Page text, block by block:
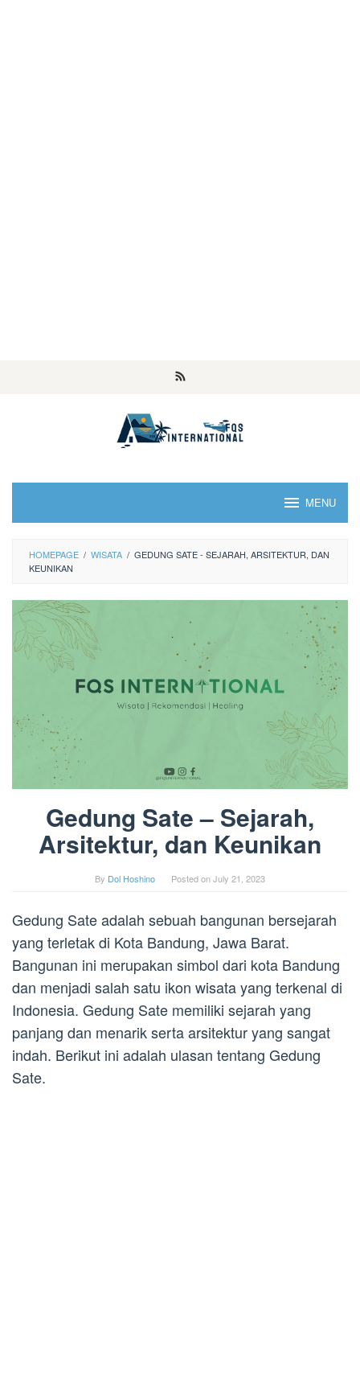
MENU
HOMEPAGE / WISATA / GEDUNG SATE - SEJARAH, ARSITEKTUR, DAN
KEUNIKAN
Gedung Sate – Sejarah,
Arsitektur, dan Keunikan
By Dol Hoshino Posted onJuly 21, 2023
Gedung Sate adalah sebuah bangunan bersejarah
yang terletak di Kota Bandung, Jawa Barat.
Bangunan ini merupakan simbol dari kota Bandung
dan menjadi salah satu ikon wisata yang terkenal di
Indonesia. Gedung Sate memiliki sejarah yang
panjang dan menarik serta arsitektur yang sangat
indah. Berikut ini adalah ulasan tentang Gedung
Sate.